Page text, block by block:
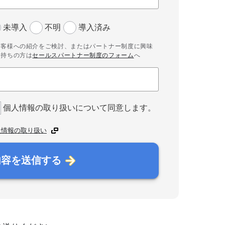
未導入 不明 導入済み
様への紹介をご検討、またはパートナー制度に興味
ちの方はセールスパートナー制度のフォームへ
個人情報の取り扱いについて同意します。
報の取り扱い
を送信する